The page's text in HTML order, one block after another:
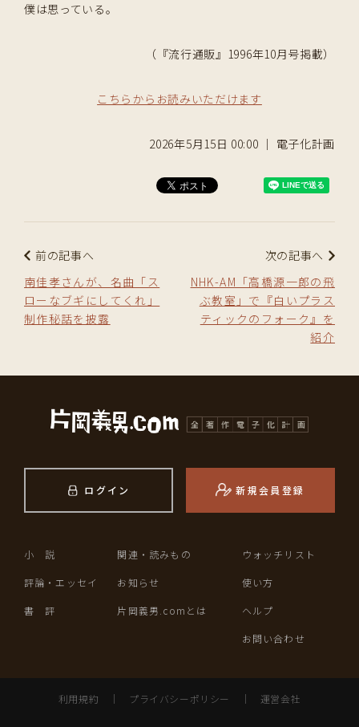
僕は思っている。
（『流行通販』1996年10月号掲載）
こちらからお読みいただけます
2026年5月15日 00:00 ｜ 電子化計画
前の記事へ
南佳孝さんが、名曲「ス
ローなブギにしてくれ」
制作秘話を披露
次の記事へ
NHK-AM「高橋源一郎の飛
ぶ教室」で『白いプラス
ティックのフォーク』を
紹介
ログイン 新規会員登録
小 説
評論・エッセイ
書 評
関連・読みもの
お知らせ
片岡義男.comとは
ウォッチリスト
使い方
ヘルプ
お問い合わせ
利用規約 ｜ プライバシーポリシー ｜ 運営会社